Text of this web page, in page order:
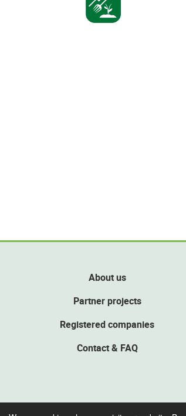
About us
Partner projects
Registered companies
Contact & FAQ